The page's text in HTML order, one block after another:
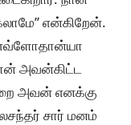
என்கிறேன்.
அவன்கிட்ட
அவன் எனக்கு
சார் மனம்